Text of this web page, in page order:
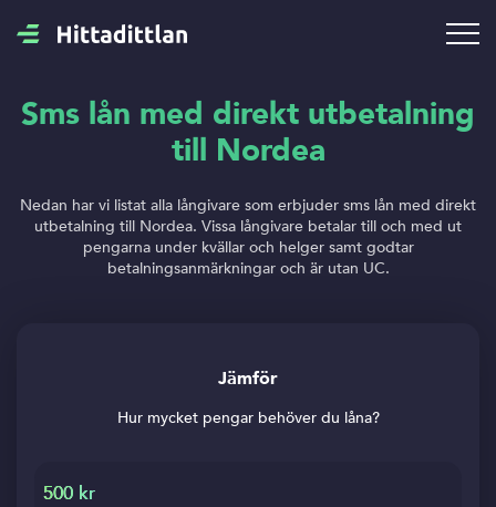
Sms lån med direkt utbetalning
till Nordea
Nedan har vi listat alla långivare som erbjuder sms lån med direkt
utbetalning till Nordea. Vissa långivare betalar till och med ut
pengarna under kvällar och helger samt godtar
betalningsanmärkningar och är utan UC.
Jämför
Hur mycket pengar behöver du låna?
500 kr